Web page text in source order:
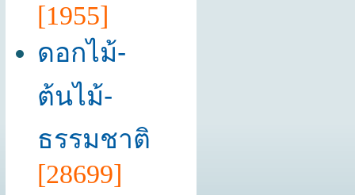
[1955]
ดอกไม้-
ต้นไม้-
ธรรมชาติ
[28699]